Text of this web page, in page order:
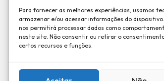
Para fornecer as melhores experiências, usamos
armazenar e/ou acessar informações do
nos permitirá processar dados como
neste site. Não consentir ou retirar o
certos recursos e funções.